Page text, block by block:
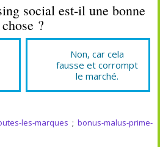
social est-il une bonne
chose ?
Non, car cela
fausse et corrompt
le marché.
les-marques ; bonus-malus-prime-